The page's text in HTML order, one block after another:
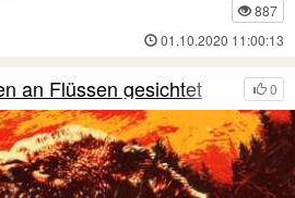
887
01.10.2020 11:00:13
0
an Flüssen gesichtet